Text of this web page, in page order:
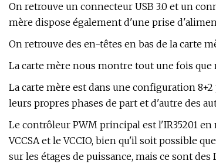
On retrouve un connecteur USB 3.0 et un
mère dispose également d'une prise
On retrouve des en-têtes en bas de la carte
La carte mère nous montre tout une fois
La carte mère est dans une configuration 8+2
leurs propres phases de part et d'autre des
Le contrôleur PWM principal est l'IR35201
VCCSA et le VCCIO, bien qu'il soit possible
sur les étages de puissance, mais ce sont